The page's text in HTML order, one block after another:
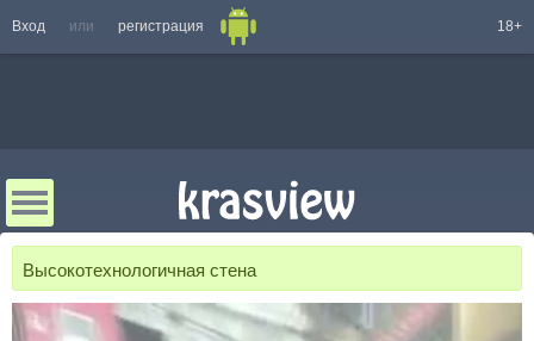
Вход или регистрация 18+
Высокотехнологичная стена